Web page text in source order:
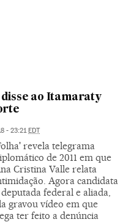
ao Itamaraty
- 23:21EDT
revela telegrama
de 2011 em que
Cristina Valle relata
Agora candidata
federal e aliada,
gravou vídeo em que
ter feito a denúncia